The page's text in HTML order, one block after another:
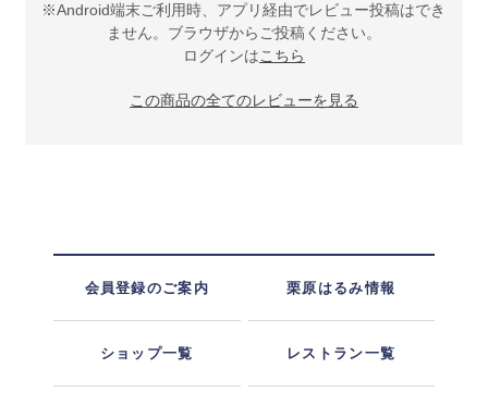
※Android端末ご利用時、アプリ経由でレビュー投稿はでき
ません。ブラウザからご投稿ください。
ログインはこちら
この商品の全てのレビューを見る
会員登録のご案内 栗原はるみ情報
ショップ一覧 レストラン一覧